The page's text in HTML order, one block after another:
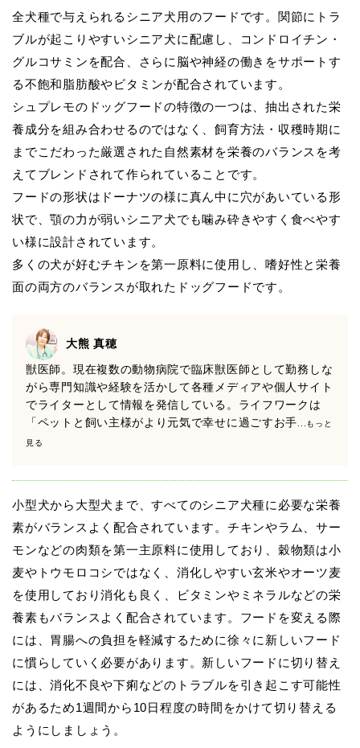
全犬種で与えられるシニア犬用のフードです。関節にトラ
ブルが起こりやすいシニア犬に配慮し、コンドロイチン・
グルコサミンを配合、さらに脳や神経の働きをサポートす
る不飽和脂肪酸やビタミンが配合されています。
シュプレモのドッグフードの特徴の一つは、抽出された栄
養成分を組み合わせるのではなく、飼育方法・収穫時期に
までこだわった厳選された自然素材を栄養のバランスを考
えてブレンドされて作られていることです。
フードの形状はドーナツの様に真ん中に穴があいている形
状で、顎の力が弱いシニア犬でも噛み砕きやすく食べやす
い様に設計されています。
多くの犬が好むチキンを第一原料に使用し、嗜好性と栄養
面の両方のバランスが取れたドッグフードです。
大熊 真穂
獣医師。現在複数の動物病院で臨床獣医師として勤務しな
がら専門知識や経験を活かして各種メディアや個人サイト
でライターとして情報を発信している。ライフワークは
「ペットと飼い主様がより元気で幸せに過ごすお手...もっと
見る
小型犬から大型犬まで、すべてのシニア犬種に必要な栄養
素がバランスよく配合されています。チキンやラム、サー
モンなどの肉類を第一主原料に使用しており、穀物類は小
麦やトウモロコシではなく、消化しやすい玄米やオーツ麦
を使用しており消化も良く、ビタミンやミネラルなどの栄
養素もバランスよく配合されています。フードを変える際
には、胃腸への負担を軽減するために徐々に新しいフード
に慣らしていく必要があります。新しいフードに切り替え
には、消化不良や下痢などのトラブルを引き起こす可能性
があるため1週間から10日程度の時間をかけて切り替える
ようにしましょう。